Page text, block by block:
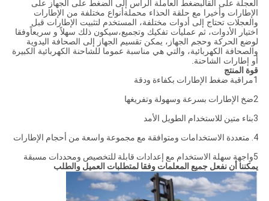
العجلة على القالبضغط العاملة الرأس إلى الضغط على الجهاز على
الإطارات وأخيرا مع حلقة الحذاء محملةأنواع مختلفة من الإطارات
والعجلات تحتاج إلى أدوات مختلفة، المستخدم لتثبيت الإطارات قبل
اختيار الأدوات، ثم عمليات تفكيك وتجميع،سيكون ذلك سهلاً و سريعاًوفقا
لوضع الحركة وحجم الجهاز، يمكن تقسيم الجهاز إلى الصحافة اليدوية
والصحافة الكهربائية، والتي هي مناسبة عموما للشاحنة الكهربائية الكبيرة
أو إطارات الشاحنة.
قوة المنتج
1مراقبة ضغط الإطارات بكفاءة ودقة
2ضخ الإطارات بسرعة وسهولة وتفريغها
3بناء متين للاستخدام الطويل الأمد
4. متعددة الاستخدامات ومتوافقة مع مجموعة واسعة من أحجام الإطارات
5واجهة سهلة الاستخدام مع إعدادات قابلة للتخصيص ومحددات مسبقة
يمكننا أن نفعل جميع المعلمات وفقا لمتطلبات العميل والطلب